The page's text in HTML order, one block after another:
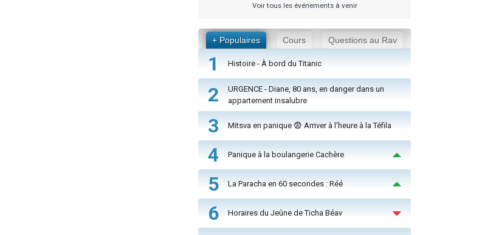
Voir tous les événements à venir
+ Populaires Cours Questions au Rav
1 Histoire - À bord du Titanic
2
URGENCE - Diane, 80 ans, en danger dans un
appartement insalubre
3 Mitsva en panique 😨 Arriver à l'heure à la Téfila
4 Panique à la boulangerie Cachère
5 La Paracha en 60 secondes : Réé
6 Horaires du Jeûne de Ticha Béav